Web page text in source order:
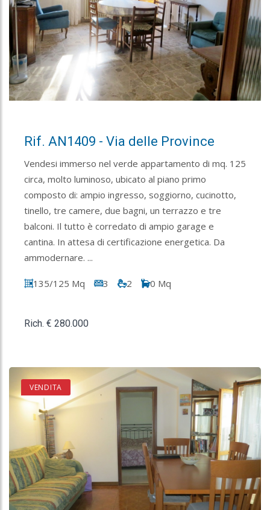
Rif. AN1409 - Via delle Province
Vendesi immerso nel verde appartamento di mq. 125
circa, molto luminoso, ubicato al piano primo
composto di: ampio ingresso, soggiorno, cucinotto,
tinello, tre camere, due bagni, un terrazzo e tre
balconi. Il tutto è corredato di ampio garage e
cantina. In attesa di certificazione energetica. Da
ammodernare. ...
135/125 Mq 3 2 0 Mq
Rich. € 280.000
VENDITA